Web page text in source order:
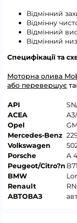
Відмінний
Відмінну
Відмінний
Відмінний
Специфікації та
Моторна олива
або перевершує
API
ACEA
Opel
Mercedes-Benz
Volkswagen
Porsche
A
Peugeot/Citro?n
BMW
Renault
АВТОВАЗ